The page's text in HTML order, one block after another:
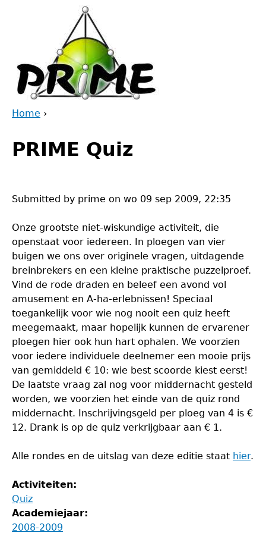
are
Home ›
to
top
PRIME Quiz
Submitted by prime on wo 09 sep 2009, 22:35
Onze grootste niet-wiskundige activiteit, die
openstaat voor iedereen. In ploegen van vier
buigen we ons over originele vragen, uitdagende
breinbrekers en een kleine praktische puzzelproef.
Vind de rode draden en beleef een avond vol
amusement en A-ha-erlebnissen! Speciaal
toegankelijk voor wie nog nooit een quiz heeft
meegemaakt, maar hopelijk kunnen de ervarener
ploegen hier ook hun hart ophalen. We voorzien
voor iedere individuele deelnemer een mooie prijs
van gemiddeld € 10: wie best scoorde kiest eerst!
De laatste vraag zal nog voor middernacht gesteld
worden, we voorzien het einde van de quiz rond
middernacht. Inschrijvingsgeld per ploeg van 4 is €
12. Drank is op de quiz verkrijgbaar aan € 1.
Alle rondes en de uitslag van deze editie staat hier.
Activiteiten:
Quiz
Academiejaar:
2008-2009